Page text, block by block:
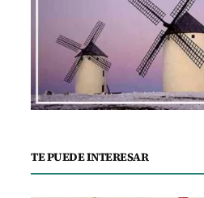
TE PUEDE INTERESAR